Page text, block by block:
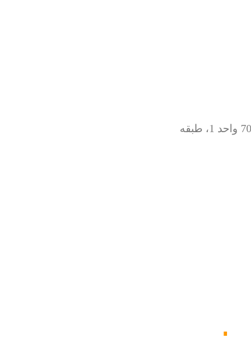
نشانی: البرز، کرج، رجایی شهر، بلوار موذن، بلوار دانشگاه، کنار دفتر طهران، پلاک 707 واحد 1، طبقه
.